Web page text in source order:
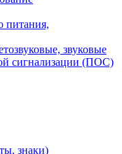
питания,
звуковые
сигнализации (ПОС)
знаки)